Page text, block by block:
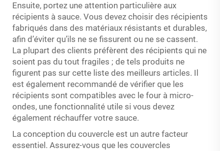
Ensuite, portez une attention particulière aux
récipients à sauce. Vous devez choisir des récipients
fabriqués dans des matériaux résistants et durables,
afin d’éviter qu’ils ne se fissurent ou ne se cassent.
La plupart des clients préfèrent des récipients qui ne
soient pas du tout fragiles ; de tels produits ne
figurent pas sur cette liste des meilleurs articles. Il
est également recommandé de vérifier que les
récipients sont compatibles avec le four à micro-
ondes, une fonctionnalité utile si vous devez
également réchauffer votre sauce.
La conception du couvercle est un autre facteur
essentiel. Assurez-vous que les couvercles